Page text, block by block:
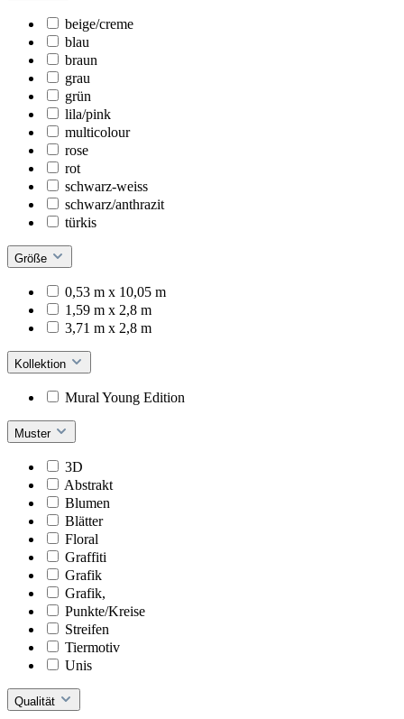
beige/creme
blau
braun
grau
grün
lila/pink
multicolour
rose
rot
schwarz-weiss
schwarz/anthrazit
türkis
Größe
0,53 m x 10,05 m
1,59 m x 2,8 m
3,71 m x 2,8 m
Kollektion
Mural Young Edition
Muster
3D
Abstrakt
Blumen
Blätter
Floral
Graffiti
Grafik
Grafik,
Punkte/Kreise
Streifen
Tiermotiv
Unis
Qualität